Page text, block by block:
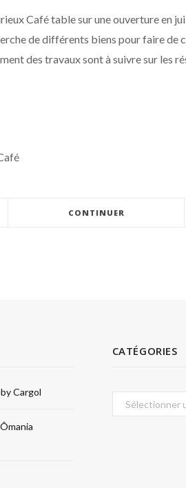
Café table sur une ouverture en
de différents biens pour faire de
des travaux sont à suivre sur les
CONTINUER
Cargol
CATÉGORIES
Catégories